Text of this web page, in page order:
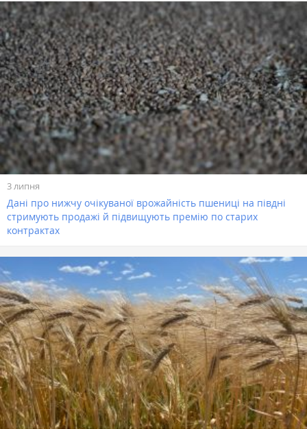
3 липня
Дані про нижчу очікуваної врожайність пшениці на півдні
стримують продажі й підвищують премію по старих
контрактах